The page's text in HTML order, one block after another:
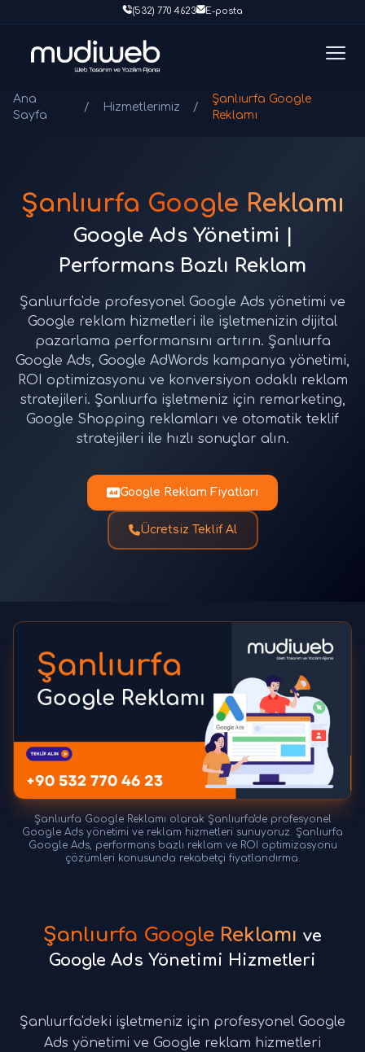
(532) 770 4623 E-posta
Ana
Sayfa
/ Hizmetlerimiz /
Şanlıurfa Google
Reklamı
Şanlıurfa Google Reklamı
Google Ads Yönetimi |
Performans Bazlı Reklam
Şanlıurfa'de profesyonel Google Ads yönetimi ve
Google reklam hizmetleri ile işletmenizin dijital
pazarlama performansını artırın. Şanlıurfa
Google Ads, Google AdWords kampanya yönetimi,
ROI optimizasyonu ve konversiyon odaklı reklam
stratejileri. Şanlıurfa işletmeniz için remarketing,
Google Shopping reklamları ve otomatik teklif
stratejileri ile hızlı sonuçlar alın.
Google Reklam Fiyatları
Ücretsiz Teklif Al
Şanlıurfa Google Reklamı olarak Şanlıurfa'de profesyonel
Google Ads yönetimi ve reklam hizmetleri sunuyoruz. Şanlıurfa
Google Ads, performans bazlı reklam ve ROI optimizasyonu
çözümleri konusunda rekabetçi fiyatlandırma.
Şanlıurfa Google Reklamı ve
Google Ads Yönetimi Hizmetleri
Şanlıurfa'deki işletmeniz için profesyonel Google
Ads yönetimi ve Google reklam hizmetleri